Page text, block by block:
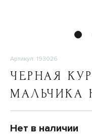
Артикул: 193026
ЧЕРНАЯ
МАЛЬЧИКА
Нет в наличии